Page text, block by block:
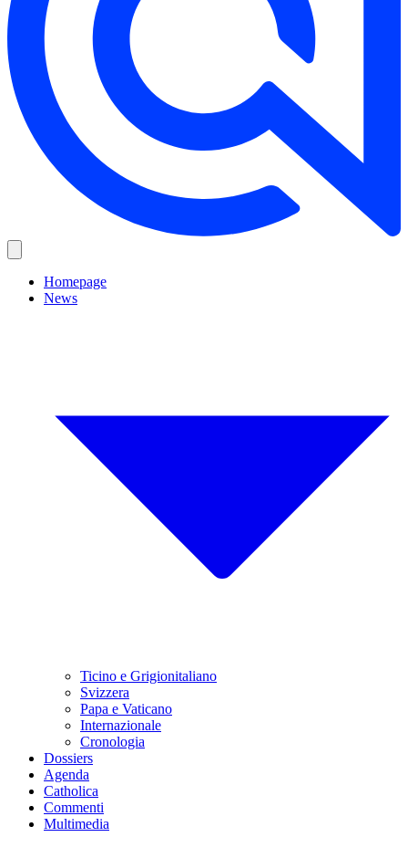
Homepage
News
Ticino e Grigionitaliano
Svizzera
Papa e Vaticano
Internazionale
Cronologia
Dossiers
Agenda
Catholica
Commenti
Multimedia